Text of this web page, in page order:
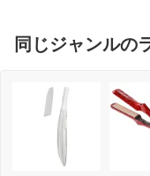
同じジャンルの